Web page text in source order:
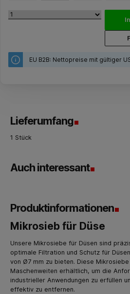
EU B2B: Nettopreise mit gültiger
Lieferumfang
1 Stück
Auch interessant
Produktinformationen
Mikrosieb für Düse
Unsere Mikrosiebe für Düsen sind
optimale Filtration und Schutz für
von Ø7 mm zu bieten. Diese
Maschenweiten erhältlich, um die
industrieller Anwendungen zu erfüllen
effektiv zu entfernen.